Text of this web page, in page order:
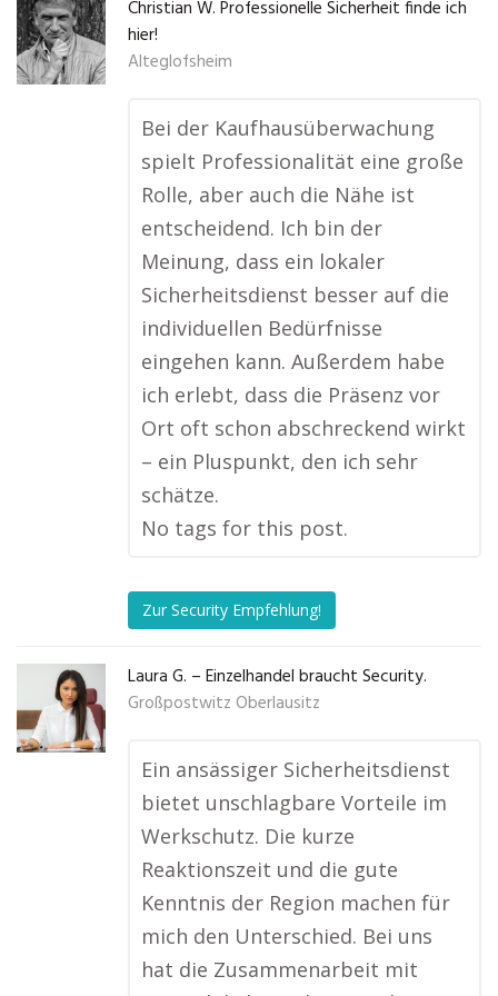
Christian W. Professionelle Sicherheit finde ich
hier!
Alteglofsheim
Bei der Kaufhausüberwachung
spielt Professionalität eine große
Rolle, aber auch die Nähe ist
entscheidend. Ich bin der
Meinung, dass ein lokaler
Sicherheitsdienst besser auf die
individuellen Bedürfnisse
eingehen kann. Außerdem habe
ich erlebt, dass die Präsenz vor
Ort oft schon abschreckend wirkt
– ein Pluspunkt, den ich sehr
schätze.
No tags for this post.
Zur Security Empfehlung!
Laura G. – Einzelhandel braucht Security.
Großpostwitz Oberlausitz
Ein ansässiger Sicherheitsdienst
bietet unschlagbare Vorteile im
Werkschutz. Die kurze
Reaktionszeit und die gute
Kenntnis der Region machen für
mich den Unterschied. Bei uns
hat die Zusammenarbeit mit